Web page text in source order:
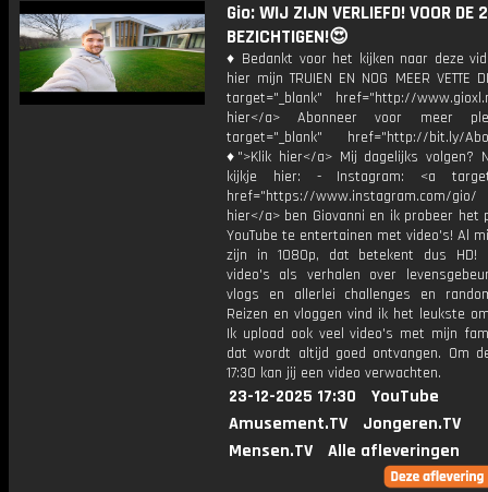
Gio: WIJ ZIJN VERLIEFD! VOOR DE
BEZICHTIGEN!😍
♦ Bedankt voor het kijken naar deze
hier mijn TRUIEN EN NOG MEER VETTE
target="_blank" href="http://
hier</a> Abonneer voor meer
target="_blank" href="http://bit.ly/
♦">Klik hier</a> Mij dagelijks volgen?
kijkje hier: - Instagram: <a
href="https://www.instagram.com/
hier</a> ben Giovanni en ik probeer het
YouTube te entertainen met video's! Al
zijn in 1080p, dat betekent dus HD!
video's als verhalen over
vlogs en allerlei challenges en
Reizen en vloggen vind ik het leukste
Ik upload ook veel video's met mijn
dat wordt altijd goed ontvangen. Om
17:30 kan jij een video verwachten.
23-12-2025 17:30
YouTube
Amusement.TV
Jongeren.TV
Mensen.TV
Alle afleveringen